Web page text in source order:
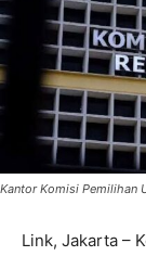
Kantor Komisi Pemilihan
Link, Jakarta –